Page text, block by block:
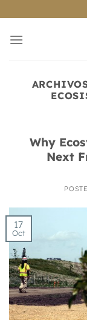
al
contenido
Why
Next
17
Oct